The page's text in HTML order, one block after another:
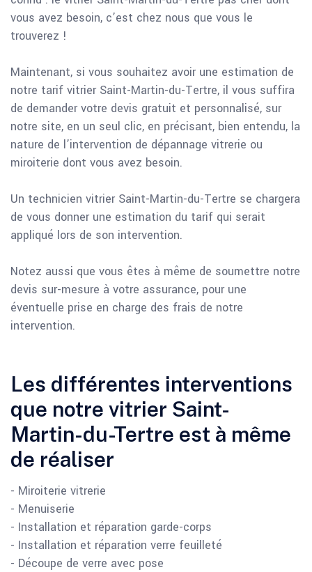
vous avez besoin, c’est chez nous que vous le
trouverez !
Maintenant, si vous souhaitez avoir une estimation de
notre tarif vitrier Saint-Martin-du-Tertre, il vous suffira
de demander votre devis gratuit et personnalisé, sur
notre site, en un seul clic, en précisant, bien entendu, la
nature de l’intervention de dépannage vitrerie ou
miroiterie dont vous avez besoin.
Un technicien vitrier Saint-Martin-du-Tertre se chargera
de vous donner une estimation du tarif qui serait
appliqué lors de son intervention.
Notez aussi que vous êtes à même de soumettre notre
devis sur-mesure à votre assurance, pour une
éventuelle prise en charge des frais de notre
intervention.
Les différentes interventions
que notre vitrier Saint-
Martin-du-Tertre est à même
de réaliser
- Miroiterie vitrerie
- Menuiserie
- Installation et réparation garde-corps
- Installation et réparation verre feuilleté
- Découpe de verre avec pose